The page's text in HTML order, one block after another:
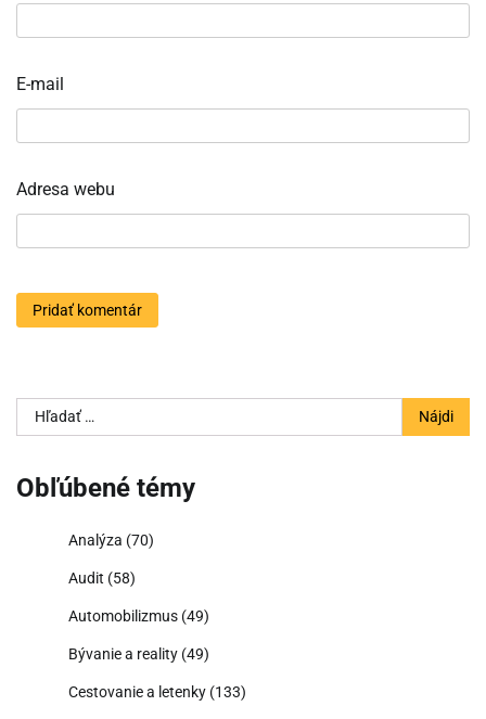
E-mail
Adresa webu
Hľadať:
Obľúbené témy
Analýza (70)
Audit (58)
Automobilizmus (49)
Bývanie a reality (49)
Cestovanie a letenky (133)